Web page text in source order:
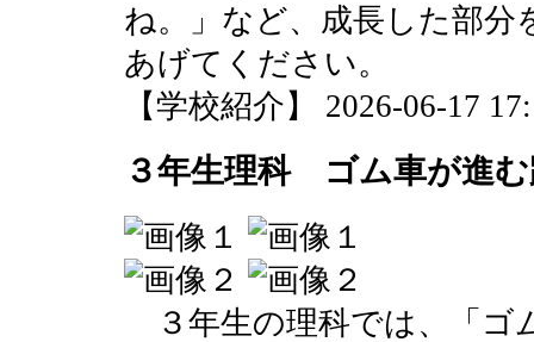
ね。」など、成長した部
あげてください。
【学校紹介】 2026-06-17
３年生理科 ゴム車が進
３年生の理科では、「ゴ